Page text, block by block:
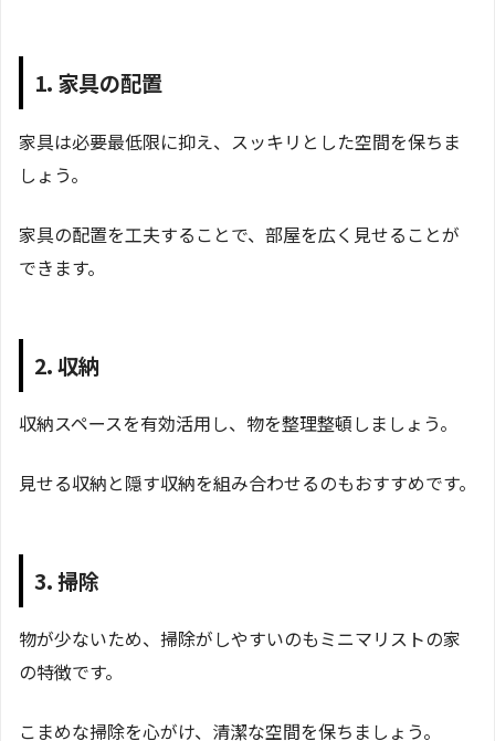
1. 家具の配置
家具は必要最低限に抑え、スッキリとした空間を保ちま
しょう。
家具の配置を工夫することで、部屋を広く見せることが
できます。
2. 収納
収納スペースを有効活用し、物を整理整頓しましょう。
見せる収納と隠す収納を組み合わせるのもおすすめです。
3. 掃除
物が少ないため、掃除がしやすいのもミニマリストの家
の特徴です。
こまめな掃除を心がけ、清潔な空間を保ちましょう。